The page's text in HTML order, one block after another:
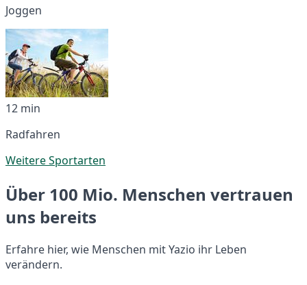
Joggen
12 min
Radfahren
Weitere Sportarten
Über 100 Mio. Menschen vertrauen
uns bereits
Erfahre hier, wie Menschen mit Yazio ihr Leben
verändern.